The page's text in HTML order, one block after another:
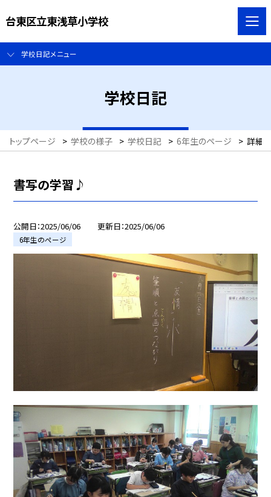
台東区立東浅草小学校
学校日記メニュー
学校日記
トップページ > 学校の様子 > 学校日記 > 6年生のページ > 詳細
書写の学習♪
公開日 2025/06/06 更新日 2025/06/06
6年生のページ